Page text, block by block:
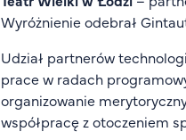
Wyróżnienie odebrał
Udział partnerów
prace w radach
organizowanie
współpracę z otoczeniem